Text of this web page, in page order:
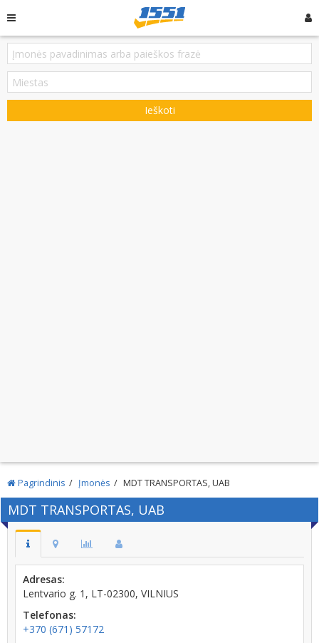
Ieškoti
Pagrindinis Įmonės MDT TRANSPORTAS, UAB
MDT TRANSPORTAS, UAB
Adresas:
Lentvario g. 1, LT-02300, VILNIUS
Telefonas:
+370 (671) 57172